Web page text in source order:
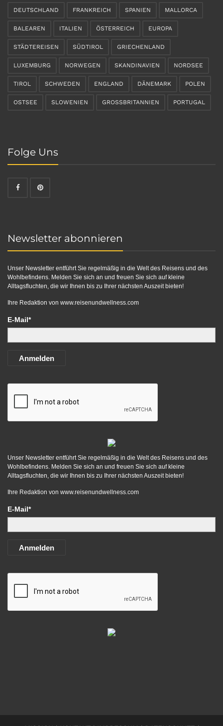
DEUTSCHLAND FRANKREICH SPANIEN MALLORCA
BALEAREN ITALIEN ÖSTERREICH EUROPA
STÄDTEREISEN SÜDTIROL GRIECHENLAND
LUXEMBURG NORWEGEN SKANDINAVIEN NORDSEE
TIROL SCHWEDEN ENGLAND DÄNEMARK POLEN
OSTSEE SLOWENIEN GROSSBRITANNIEN PORTUGAL
Folge Uns
Newsletter abonnieren
Unser Newsletter entführt Sie regelmäßig in die Welt des Reisens und des
Wohlbefindens. Melden Sie sich an und freuen Sie sich auf kleine
Alltagsfluchten, die wir Ihnen bis zu Ihrer nächsten Auszeit bieten!
Ihre Redaktion von www.reisenundwellness.com
E-Mail*
Anmelden
Unser Newsletter entführt Sie regelmäßig in die Welt des Reisens und des
Wohlbefindens. Melden Sie sich an und freuen Sie sich auf kleine
Alltagsfluchten, die wir Ihnen bis zu Ihrer nächsten Auszeit bieten!
Ihre Redaktion von www.reisenundwellness.com
E-Mail*
Anmelden